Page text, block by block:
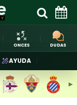
ONCES DUDAS
AYUDA
▶︎